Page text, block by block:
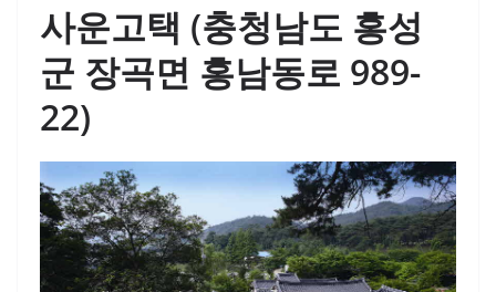
사운고택 (충청남도 홍성
군 장곡면 홍남동로 989-
22)